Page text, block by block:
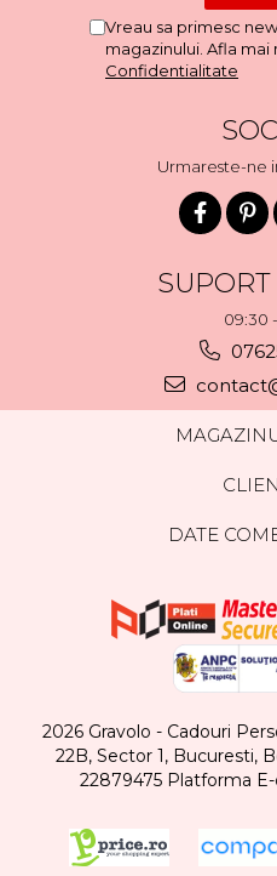
Vreau sa primesc
magazinului. Afla mai
Confidentialitate
Urmareste-ne
09:30
DATE
2026 Gravolo - Cadouri
22B, Sector 1, Bucuresti,
22879475 Platforma